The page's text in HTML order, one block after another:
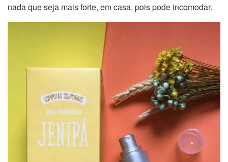
nada que seja mais forte, em casa, pois pode incomodar.